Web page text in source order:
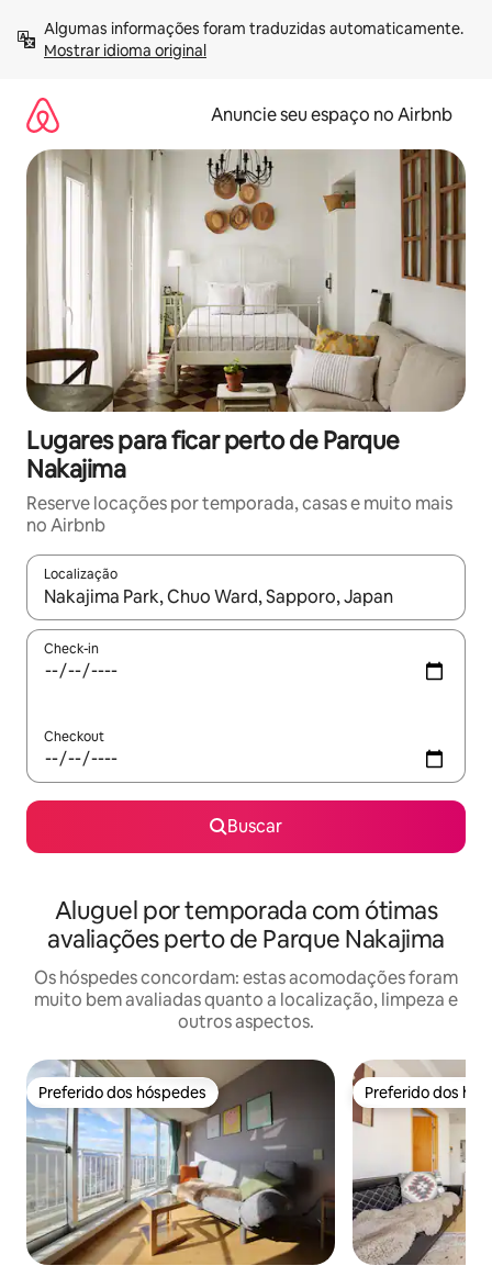
para
Mostrar idioma original
Anuncie seu espaço no Airbnb
Lugares para ficar perto de Parque
Nakajima
Reserve locações por temporada, casas e muito mais
no Airbnb
Localização
Quando os resultados estiverem disponíveis, explore-os
Check-in
Checkout
Buscar
Aluguel por temporada com ótimas
avaliações perto de Parque Nakajima
Os hóspedes concordam: estas acomodações foram
muito bem avaliadas quanto a localização, limpeza e
outros aspectos.
Preferido dos hóspedes
Preferido dos hóspedes Preferido dos
Preferido dos